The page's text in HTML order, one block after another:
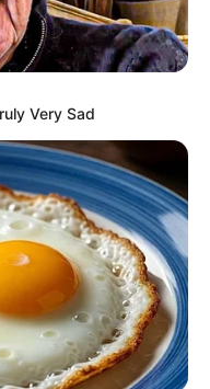
0 0
Very Sad